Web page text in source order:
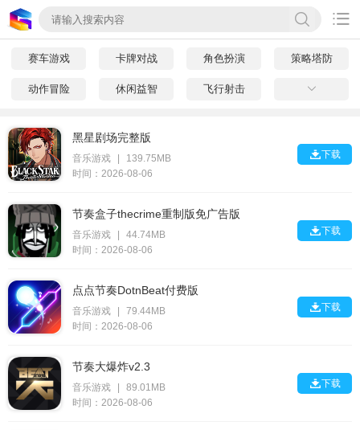

赛车游戏 卡牌对战 角色扮演 策略塔防
动作冒险 休闲益智 飞行射击 
黑星剧场完整版
音乐游戏
139.75MB
时间：2026-08-06
下载
节奏盒子thecrime重制版免广告版
音乐游戏
44.74MB
时间：2026-08-06
下载
点点节奏DotnBeat付费版
音乐游戏
79.44MB
时间：2026-08-06
下载
节奏大爆炸v2.3
音乐游戏
89.01MB
时间：2026-08-06
下载